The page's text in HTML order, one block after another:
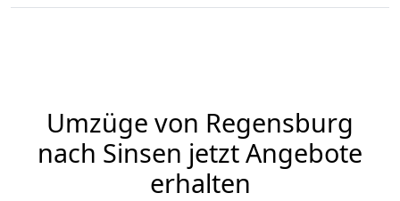
Umzüge von Regensburg
nach Sinsen jetzt Angebote
erhalten